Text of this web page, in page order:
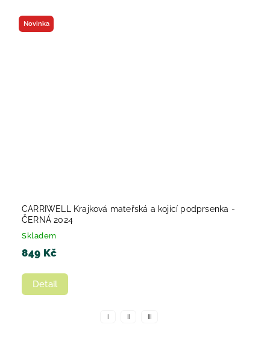
Novinka
CARRIWELL Krajková mateřská a kojící podprsenka -
ČERNÁ 2024
Skladem
849 Kč
Detail